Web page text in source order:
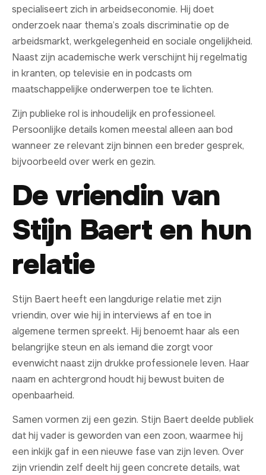
specialiseert zich in arbeidseconomie. Hij doet
onderzoek naar thema’s zoals discriminatie op de
arbeidsmarkt, werkgelegenheid en sociale ongelijkheid.
Naast zijn academische werk verschijnt hij regelmatig
in kranten, op televisie en in podcasts om
maatschappelijke onderwerpen toe te lichten.
Zijn publieke rol is inhoudelijk en professioneel.
Persoonlijke details komen meestal alleen aan bod
wanneer ze relevant zijn binnen een breder gesprek,
bijvoorbeeld over werk en gezin.
De vriendin van
Stijn Baert en hun
relatie
Stijn Baert heeft een langdurige relatie met zijn
vriendin, over wie hij in interviews af en toe in
algemene termen spreekt. Hij benoemt haar als een
belangrijke steun en als iemand die zorgt voor
evenwicht naast zijn drukke professionele leven. Haar
naam en achtergrond houdt hij bewust buiten de
openbaarheid.
Samen vormen zij een gezin. Stijn Baert deelde publiek
dat hij vader is geworden van een zoon, waarmee hij
een inkijk gaf in een nieuwe fase van zijn leven. Over
zijn vriendin zelf deelt hij geen concrete details, wat